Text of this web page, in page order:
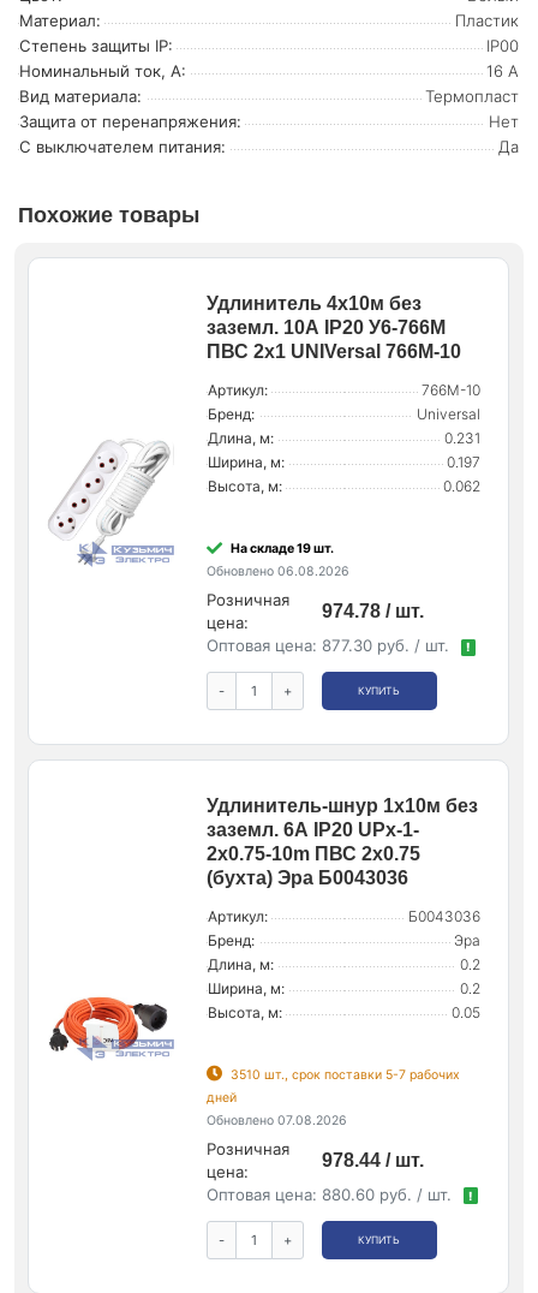
Материал:
Пластик
Степень защиты IP:
IP00
Номинальный ток, А:
16 А
Вид материала:
Термопласт
Защита от перенапряжения:
Нет
С выключателем питания:
Да
Похожие товары
Удлинитель 4х10м без
заземл. 10А IP20 У6-766М
ПВС 2х1 UNIVersal 766М-10
Артикул:
766М-10
Бренд:
Universal
Длина, м:
0.231
Ширина, м:
0.197
Высота, м:
0.062
На складе 19 шт.
Обновлено 06.08.2026
Розничная
цена:
974.78 / шт.
Оптовая цена: 877.30 руб. / шт. !
- + КУПИТЬ
Удлинитель-шнур 1х10м без
заземл. 6А IP20 UPx-1-
2х0.75-10m ПВС 2х0.75
(бухта) Эра Б0043036
Артикул:
Б0043036
Бренд:
Эра
Длина, м:
0.2
Ширина, м:
0.2
Высота, м:
0.05
3510 шт., срок поставки 5-7 рабочих
дней
Обновлено 07.08.2026
Розничная
цена:
978.44 / шт.
Оптовая цена: 880.60 руб. / шт. !
- + КУПИТЬ